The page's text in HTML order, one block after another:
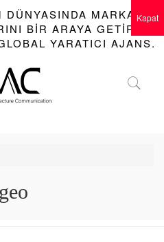
MARKALAR
BIR ARAYA GETIREN
YARATICI AJANS.
Kapat